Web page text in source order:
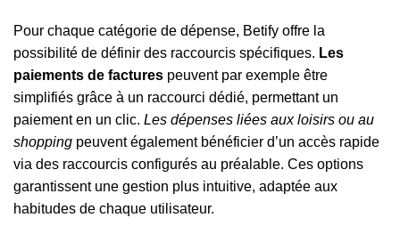
Pour chaque catégorie de dépense, Betify offre la
possibilité de définir des raccourcis spécifiques. Les
paiements de factures peuvent par exemple être
simplifiés grâce à un raccourci dédié, permettant un
paiement en un clic. Les dépenses liées aux loisirs ou au
shopping peuvent également bénéficier d’un accès rapide
via des raccourcis configurés au préalable. Ces options
garantissent une gestion plus intuitive, adaptée aux
habitudes de chaque utilisateur.